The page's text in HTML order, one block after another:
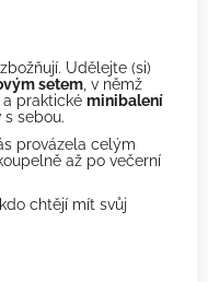
Udělejte (si)
setem , v němž
a praktické minibalení
sebou.
provázela celým
až po večerní
chtějí mít svůj